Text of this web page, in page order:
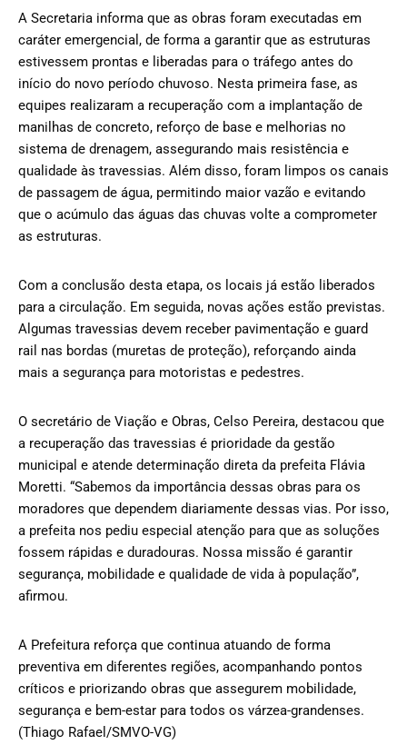
A Secretaria informa que as obras foram executadas em
caráter emergencial, de forma a garantir que as estruturas
estivessem prontas e liberadas para o tráfego antes do
início do novo período chuvoso. Nesta primeira fase, as
equipes realizaram a recuperação com a implantação de
manilhas de concreto, reforço de base e melhorias no
sistema de drenagem, assegurando mais resistência e
qualidade às travessias. Além disso, foram limpos os canais
de passagem de água, permitindo maior vazão e evitando
que o acúmulo das águas das chuvas volte a comprometer
as estruturas.
Com a conclusão desta etapa, os locais já estão liberados
para a circulação. Em seguida, novas ações estão previstas.
Algumas travessias devem receber pavimentação e guard
rail nas bordas (muretas de proteção), reforçando ainda
mais a segurança para motoristas e pedestres.
O secretário de Viação e Obras, Celso Pereira, destacou que
a recuperação das travessias é prioridade da gestão
municipal e atende determinação direta da prefeita Flávia
Moretti. “Sabemos da importância dessas obras para os
moradores que dependem diariamente dessas vias. Por isso,
a prefeita nos pediu especial atenção para que as soluções
fossem rápidas e duradouras. Nossa missão é garantir
segurança, mobilidade e qualidade de vida à população”,
afirmou.
A Prefeitura reforça que continua atuando de forma
preventiva em diferentes regiões, acompanhando pontos
críticos e priorizando obras que assegurem mobilidade,
segurança e bem-estar para todos os várzea-grandenses.
(Thiago Rafael/SMVO-VG)